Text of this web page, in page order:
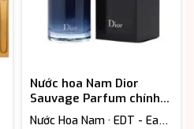
Nước hoa Nam Dior
Sauvage Parfum chính
hãng
Nước Hoa Nam · EDT - Eau